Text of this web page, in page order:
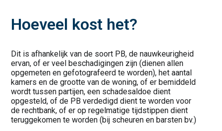
Hoeveel kost het?
Dit is afhankelijk van de soort PB, de nauwkeurigheid
ervan, of er veel beschadigingen zijn (dienen allen
opgemeten en gefotografeerd te worden), het aantal
kamers en de grootte van de woning, of er bemiddeld
wordt tussen partijen, een schadesaldoe dient
opgesteld, of de PB verdedigd dient te worden voor
de rechtbank, of er op regelmatige tijdstippen dient
teruggekomen te worden (bij scheuren en barsten bv.)